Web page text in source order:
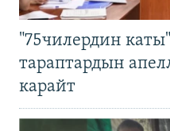
"75чилердин
тараптардын
карайт